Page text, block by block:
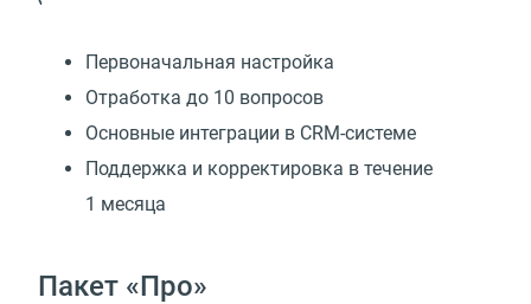
Первоначальная настройка
Отработка до 10 вопросов
Основные интеграции в CRM-системе
Поддержка и корректировка в течение
1 месяца
Пакет «Про»